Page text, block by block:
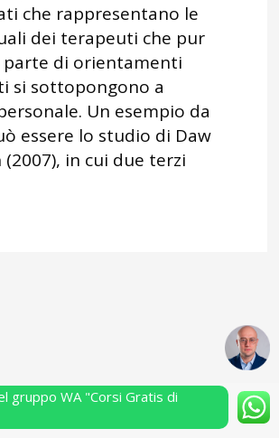
che rappresentano le
dei terapeuti che pur
parte di orientamenti
si sottopongono a
Un esempio da
essere lo studio di Daw
(2007), in cui due terzi
by Performarsi S.a.s.
gruppo WA "Corsi Gratis di